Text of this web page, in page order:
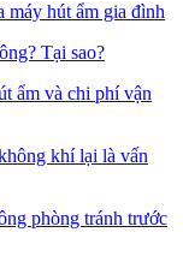
máy hút ẩm gia đình
Tại sao?
ẩm và chi phí vận
khí lại là vấn
phòng tránh trước